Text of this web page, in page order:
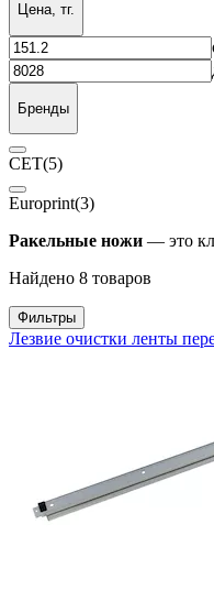
Цена, тг.
Бренды
CET(5)
Europrint(3)
Ракельные ножи — это
Найдено 8 товаров
Фильтры
Лезвие очистки ленты